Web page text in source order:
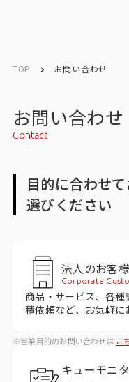
トップ
サービストップ
マーケティングリ
TOP お問い合わせ
お問い合わせ
Contact
目的に合わせ
選びください
法人のお客様
Corporate
商品・サービス、各
積依頼など、お気軽に
※営業目的のお問い合わせは こ
キューモニ